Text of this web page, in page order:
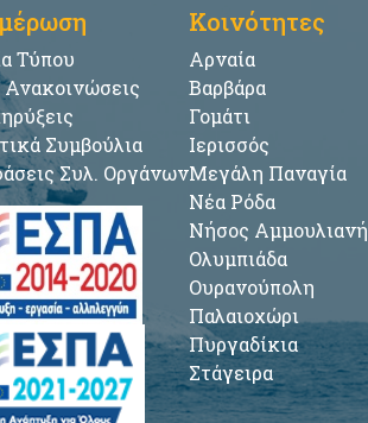
Τύπου
Συμβούλια
Συλ. Οργάνων
Κοινότητες
Αρναία
Βαρβάρα
Γομάτι
Ιερισσός
Μεγάλη Παναγία
Νέα Ρόδα
Νήσος Αμμουλιανή
Ολυμπιάδα
Ουρανούπολη
Παλαιοχώρι
Πυργαδίκια
Στάγειρα